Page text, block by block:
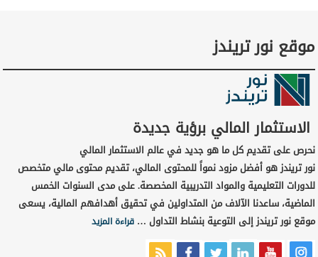
موقع نور تريندز
الاستثمار المالي برؤية جديدة
نحرص على تقديم كل ما هو جديد في عالم الاستثمار المالي
نور تريندز هو أفضل مزود نمواً للمحتوى المالي، تقديم محتوى مالي متخصص
للدورات التعليمية والمواد التدريبية المخصصة. على مدى السنوات الخمس
الماضية، ساعدنا الآلاف من المتداولين في تحقيق أهدافهم المالية، يسعى
موقع نور تريندز إلى التوعية بنشاط التداول …قراءة المزيد